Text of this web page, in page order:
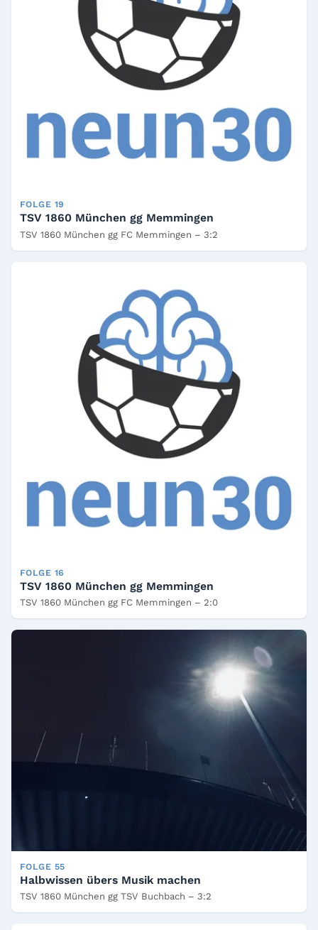
FOLGE 19
TSV 1860 München gg Memmingen
TSV 1860 München gg FC Memmingen – 3:2
FOLGE 16
TSV 1860 München gg Memmingen
TSV 1860 München gg FC Memmingen – 2:0
FOLGE 55
Halbwissen übers Musik machen
TSV 1860 München gg TSV Buchbach – 3:2